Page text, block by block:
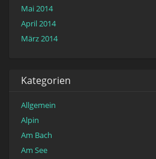
Mai 2014
April 2014
März 2014
Kategorien
Allgemein
Alpin
Am Bach
Am See